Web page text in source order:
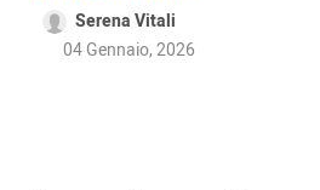
Serena Vitali
04 Gennaio, 2026